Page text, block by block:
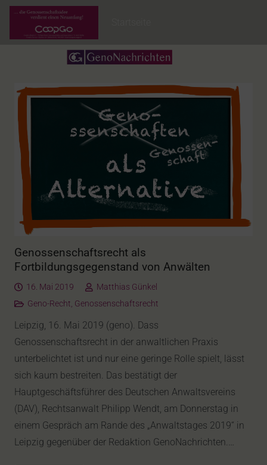
Genossenschaftsrecht als
Fortbildungsgegenstand von Anwälten
16. Mai 2019
Matthias Günkel
Geno-Recht, Genossenschaftsrecht
Leipzig, 16. Mai 2019 (geno). Dass
Genossenschaftsrecht in der anwaltlichen Praxis
unterbelichtet ist und nur eine geringe Rolle spielt, lässt
sich kaum bestreiten. Das bestätigt der
Hauptgeschäftsführer des Deutschen Anwaltsvereins
(DAV), Rechtsanwalt Philipp Wendt, am Donnerstag in
einem Gespräch am Rande des „Anwaltstages 2019“ in
Leipzig gegenüber der Redaktion GenoNachrichten.…